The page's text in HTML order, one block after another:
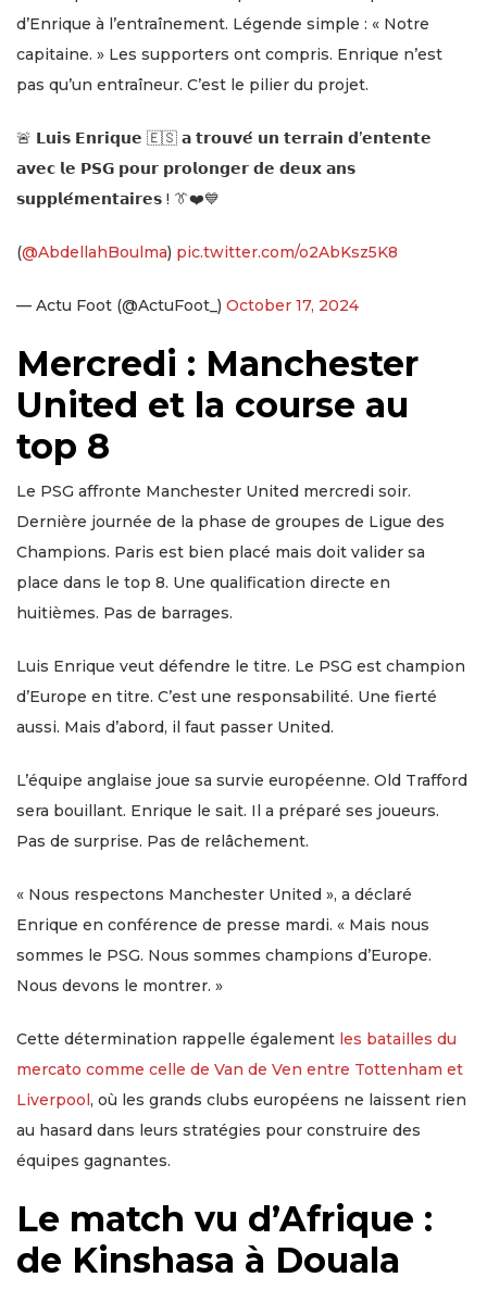
d’Enrique à l’entraînement. Légende simple : « Notre
capitaine. » Les supporters ont compris. Enrique n’est
pas qu’un entraîneur. C’est le pilier du projet.
🚨 𝗟𝘂𝗶𝘀 𝗘𝗻𝗿𝗶𝗾𝘂𝗲 🇪🇸 𝗮 𝘁𝗿𝗼𝘂𝘃𝗲́ 𝘂𝗻 𝘁𝗲𝗿𝗿𝗮𝗶𝗻 𝗱’𝗲𝗻𝘁𝗲𝗻𝘁𝗲
𝗮𝘃𝗲𝗰 𝗹𝗲 𝗣𝗦𝗚 𝗽𝗼𝘂𝗿 𝗽𝗿𝗼𝗹𝗼𝗻𝗴𝗲𝗿 𝗱𝗲 𝗱𝗲𝘂𝘅 𝗮𝗻𝘀
𝘀𝘂𝗽𝗽𝗹𝗲́𝗺𝗲𝗻𝘁𝗮𝗶𝗿𝗲𝘀 ! 👔❤️💙
(@AbdellahBoulma) pic.twitter.com/o2AbKsz5K8
— Actu Foot (@ActuFoot_) October 17, 2024
Mercredi : Manchester
United et la course au
top 8
Le PSG affronte Manchester United mercredi soir.
Dernière journée de la phase de groupes de Ligue des
Champions. Paris est bien placé mais doit valider sa
place dans le top 8. Une qualification directe en
huitièmes. Pas de barrages.
Luis Enrique veut défendre le titre. Le PSG est champion
d’Europe en titre. C’est une responsabilité. Une fierté
aussi. Mais d’abord, il faut passer United.
L’équipe anglaise joue sa survie européenne. Old Trafford
sera bouillant. Enrique le sait. Il a préparé ses joueurs.
Pas de surprise. Pas de relâchement.
« Nous respectons Manchester United », a déclaré
Enrique en conférence de presse mardi. « Mais nous
sommes le PSG. Nous sommes champions d’Europe.
Nous devons le montrer. »
Cette détermination rappelle également les batailles du
mercato comme celle de Van de Ven entre Tottenham et
Liverpool , où les grands clubs européens ne laissent rien
au hasard dans leurs stratégies pour construire des
équipes gagnantes.
Le match vu d’Afrique :
de Kinshasa à Douala